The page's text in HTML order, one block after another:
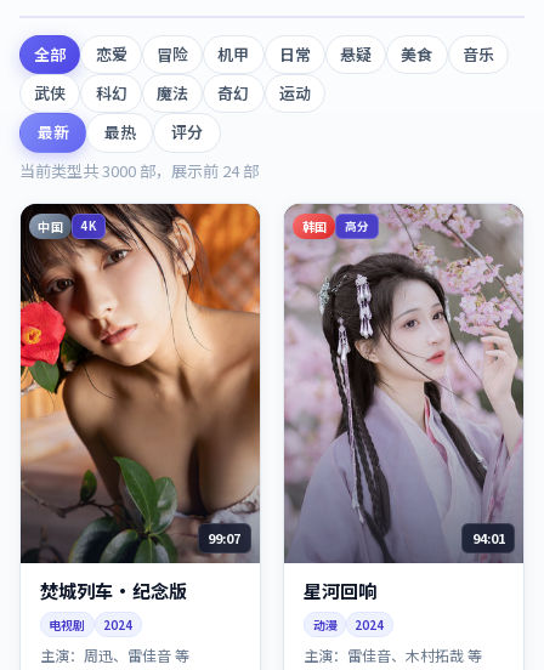
全部 恋爱 冒险 机甲 日常 悬疑 美食
音乐
武侠
科幻 魔法 奇幻
运动
最新
最热
评分
当前类型共3000 部，展示前 24部
中国 4K
99:07
焚城列车·纪念版
电视剧 2024
主演： 周迅、雷佳音 等
韩国 高分
94:01
星河回响
动漫 2024
主演： 雷佳音、木村拓哉 等